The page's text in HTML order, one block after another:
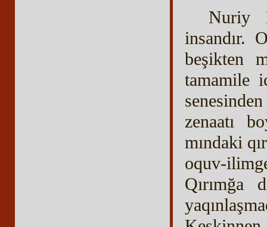
Nuriy
insandır.
beşikten
tamamile
zenaatı
mındaki
oquv-
Qırımğa